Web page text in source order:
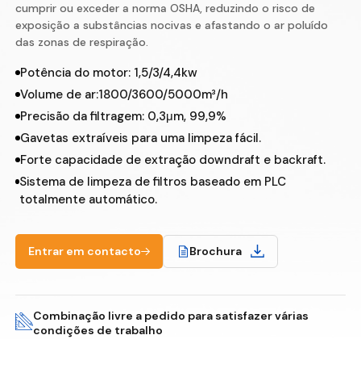
cumprir ou exceder a norma OSHA, reduzindo o risco de
exposição a substâncias nocivas e afastando o ar poluído
das zonas de respiração.
Potência do motor: 1,5/3/4,4kw
Volume de ar:1800/3600/5000m³/h
Precisão da filtragem: 0,3μm, 99,9%
Gavetas extraíveis para uma limpeza fácil.
Forte capacidade de extração downdraft e backraft.
Sistema de limpeza de filtros baseado em PLC
totalmente automático.
Entrar em contacto Brochura
Combinação livre a pedido para satisfazer várias
condições de trabalho